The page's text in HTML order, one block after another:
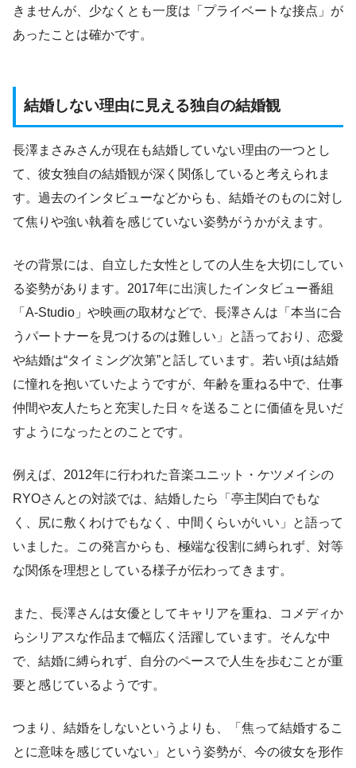
きませんが、少なくとも一度は「プライベートな接点」が
あったことは確かです。
結婚しない理由に見える独自の結婚観
長澤まさみさんが現在も結婚していない理由の一つとし
て、彼女独自の結婚観が深く関係していると考えられま
す。過去のインタビューなどからも、結婚そのものに対し
て焦りや強い執着を感じていない姿勢がうかがえます。
その背景には、自立した女性としての人生を大切にしてい
る姿勢があります。2017年に出演したインタビュー番組
「A-Studio」や映画の取材などで、長澤さんは「本当に合
うパートナーを見つけるのは難しい」と語っており、恋愛
や結婚は“タイミング次第”と話しています。若い頃は結婚
に憧れを抱いていたようですが、年齢を重ねる中で、仕事
仲間や友人たちと充実した日々を送ることに価値を見いだ
すようになったとのことです。
例えば、2012年に行われた音楽ユニット・ケツメイシの
RYOさんとの対談では、結婚したら「亭主関白でもな
く、尻に敷くわけでもなく、中間くらいがいい」と語って
いました。この発言からも、極端な役割に縛られず、対等
な関係を理想としている様子が伝わってきます。
また、長澤さんは女優としてキャリアを重ね、コメディか
らシリアスな作品まで幅広く活躍しています。そんな中
で、結婚に縛られず、自分のペースで人生を歩むことが重
要と感じているようです。
つまり、結婚をしないというよりも、「焦って結婚するこ
とに意味を感じていない」という姿勢が、今の彼女を形作